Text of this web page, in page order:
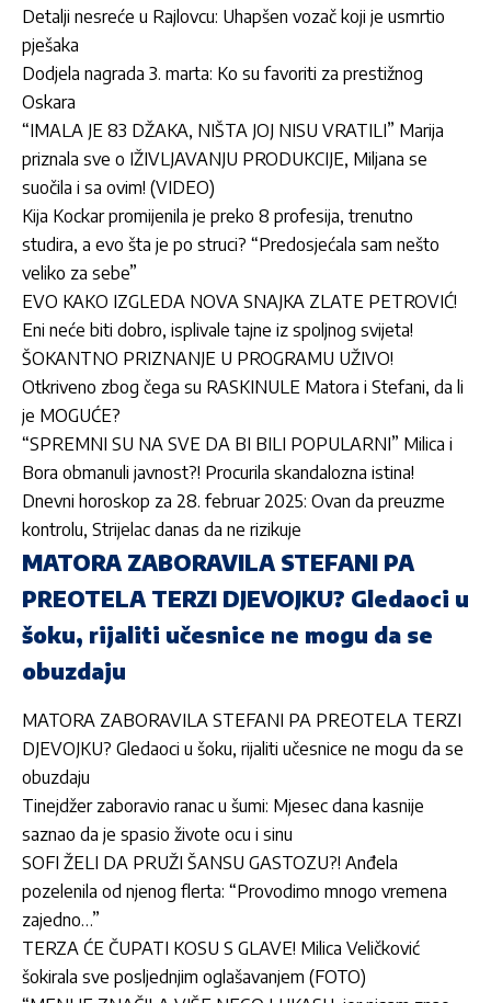
Detalji nesreće u Rajlovcu: Uhapšen vozač koji je usmrtio
pješaka
Dodjela nagrada 3. marta: Ko su favoriti za prestižnog
Oskara
“IMALA JE 83 DŽAKA, NIŠTA JOJ NISU VRATILI” Marija
priznala sve o IŽIVLJAVANJU PRODUKCIJE, Miljana se
suočila i sa ovim! (VIDEO)
Kija Kockar promijenila je preko 8 profesija, trenutno
studira, a evo šta je po struci? “Predosjećala sam nešto
veliko za sebe”
EVO KAKO IZGLEDA NOVA SNAJKA ZLATE PETROVIĆ!
Eni neće biti dobro, isplivale tajne iz spoljnog svijeta!
ŠOKANTNO PRIZNANJE U PROGRAMU UŽIVO!
Otkriveno zbog čega su RASKINULE Matora i Stefani, da li
je MOGUĆE?
“SPREMNI SU NA SVE DA BI BILI POPULARNI” Milica i
Bora obmanuli javnost?! Procurila skandalozna istina!
Dnevni horoskop za 28. februar 2025: Ovan da preuzme
kontrolu, Strijelac danas da ne rizikuje
MATORA ZABORAVILA STEFANI PA
PREOTELA TERZI DJEVOJKU? Gledaoci u
šoku, rijaliti učesnice ne mogu da se
obuzdaju
MATORA ZABORAVILA STEFANI PA PREOTELA TERZI
DJEVOJKU? Gledaoci u šoku, rijaliti učesnice ne mogu da se
obuzdaju
Tinejdžer zaboravio ranac u šumi: Mjesec dana kasnije
saznao da je spasio živote ocu i sinu
SOFI ŽELI DA PRUŽI ŠANSU GASTOZU?! Anđela
pozelenila od njenog flerta: “Provodimo mnogo vremena
zajedno…”
TERZA ĆE ČUPATI KOSU S GLAVE! Milica Veličković
šokirala sve posljednjim oglašavanjem (FOTO)